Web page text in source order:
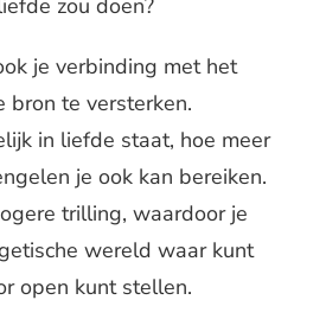
zou doen?
je verbinding met het
bron te versterken.
in liefde staat, hoe meer
je ook kan bereiken.
trilling, waardoor je
wereld waar kunt
open kunt stellen.